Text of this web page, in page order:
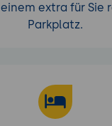
extra für Sie
Parkplatz.